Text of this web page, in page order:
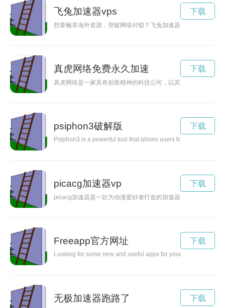
飞兔加速器vps
想要畅享海外资源，突破网络封锁？飞兔加速器助你一臂之力
下载
真虎网络免费永久加速
真虎网络是一家具有创新精神的科技公司，以其先进的网络平
下载
psiphon3破解版
Psiphon3 is a powerful tool that allows users to bypass
下载
picacg加速器vp
picacg加速器是一款为动漫爱好者打造的加速器，能够帮助用
下载
Freeapp官方网址
Looking for some new and useful apps for your smartphone?
下载
无极加速器跑路了 下载